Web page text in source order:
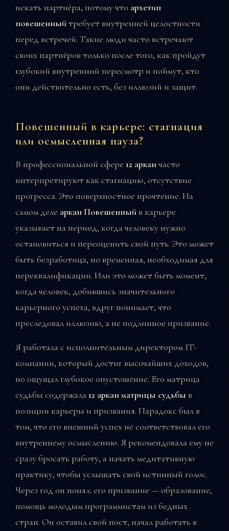
искать партнёра, потому что архетип
повешенныйтребует внутренней целостности
перед встречей. Такие люди часто встречают
своих партнёров только после того, как пройдут
глубокий внутренний пересмотр и поймут, кто
они действительно есть, без иллюзий и защит.
Повешенный в карьере: стагнация
или осмысленная пауза?
В профессиональной сфере 12 арканчасто
интерпретируют как стагнацию, отсутствие
прогресса. Это поверхностное прочтение. На
самом деле аркан Повешенный в карьере
указывает на период, когда человеку нужно
остановиться и переоценить свой путь. Это может
быть безработица, но временная, необходимая для
переквалификации. Или это может быть момент,
когда человек, добившись значительного
карьерного успеха, вдруг понимает, что
преследовал иллюзию, а не подлинное призвание.
Я работала с исполнительным директором IT-
компании, который достиг высочайших доходов,
но ощущал глубокое опустошение. Его матрица
судьбы содержала12 аркан матрицы судьбы в
позиции карьеры и призвания. Парадокс был в
том, что его внешний успех не соответствовал его
внутреннему осмыслению. Я рекомендовала ему не
сразу бросать работу, а начать медитативную
практику, чтобы услышать свой истинный голос.
Через год он понял: его призвание — образование,
помощь молодым программистам из бедных
стран. Он оставил свой пост, начал работать в